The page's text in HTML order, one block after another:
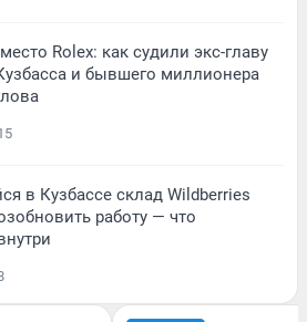
Rolex: как судили экс-главу
и бывшего миллионера
в Кузбассе склад Wildberries
работу — что